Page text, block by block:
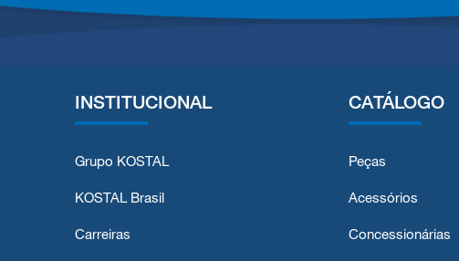
INSTITUCIONAL
Grupo KOSTAL
KOSTAL Brasil
Carreiras
CATÁLOGO
Peças
Acessórios
Concessionárias